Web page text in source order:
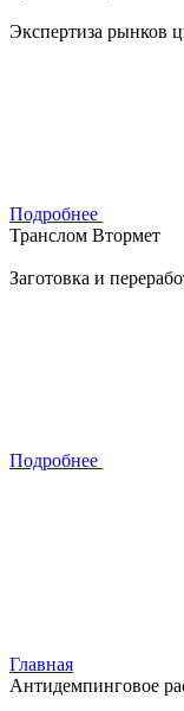
Экспертиза рынков
Подробнее
Транслом Втормет
Заготовка и
Подробнее
Главная
Антидемпинговое